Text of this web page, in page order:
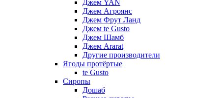
Джем YAN
Джем Агроянс
Джем Фрут Ланд
Джем te Gusto
Джем Шамб
Джем Ararat
Другие производители
Ягоды протёртые
te Gusto
Сиропы
Дошаб